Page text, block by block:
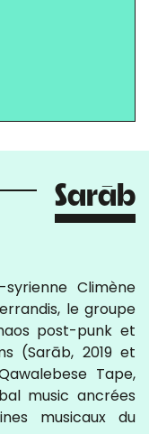
Sarāb
Climène
le groupe
post-punk et
(Sarāb, 2019 et
Tape,
music ancrées
musicaux du